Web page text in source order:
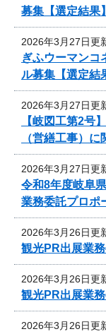
募集【選定結果】
2026年3月27日更
ぎふウーマン
ル募集【選定結
2026年3月27日更
【岐図工第2号
（営繕工事）
2026年3月27日更
令和8年度岐阜
業務委託プロポ
2026年3月26日更
観光PR出展業
2026年3月26日更
観光PR出展業
2026年3月26日更